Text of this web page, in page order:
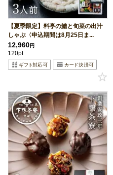
【夏季限定】料亭の鱧と旬菜の出汁
しゃぶ〈申込期間は8月25日ま...
12,960円
120pt